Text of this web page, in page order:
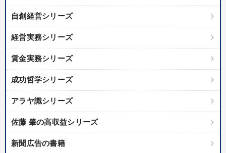
自創経営シリーズ
経営実務シリーズ
賃金実務シリーズ
成功哲学シリーズ
アラヤ識シリーズ
佐藤 肇の高収益シリーズ
新聞広告の書籍